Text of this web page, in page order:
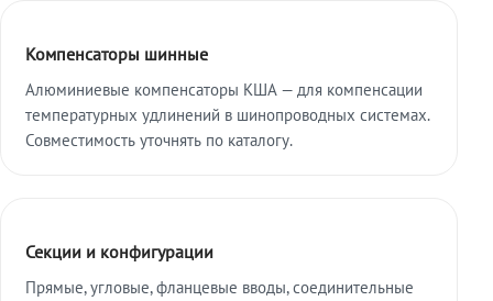
Компенсаторы шинные
Алюминиевые компенсаторы КША — для компенсации
температурных удлинений в шинопроводных системах.
Совместимость уточнять по каталогу.
Секции и конфигурации
Прямые, угловые, фланцевые вводы, соединительные